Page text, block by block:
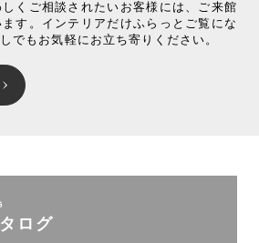
くご相談されたいお客様には、ご来館
す。インテリアだけふらっとご覧にな
でもお気軽にお立ち寄りください。
ログ